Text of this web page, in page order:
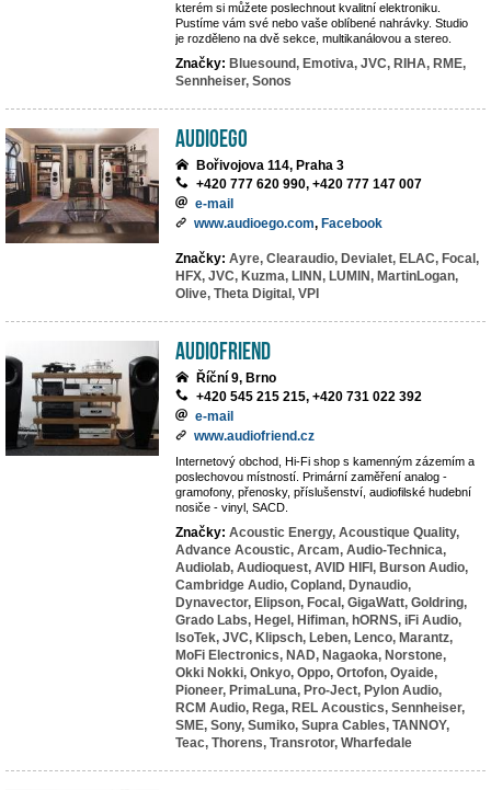
kterém si můžete poslechnout kvalitní elektroniku.
Pustíme vám své nebo vaše oblíbené nahrávky. Studio
je rozděleno na dvě sekce, multikanálovou a stereo.
Značky: Bluesound, Emotiva, JVC, RIHA, RME,
Sennheiser, Sonos
AUDIOEGO
Bořivojova 114, Praha 3
+420 777 620 990, +420 777 147 007
e-mail
www.audioego.com, Facebook
Značky: Ayre, Clearaudio, Devialet, ELAC, Focal,
HFX, JVC, Kuzma, LINN, LUMIN, MartinLogan,
Olive, Theta Digital, VPI
Audiofriend
Říční 9, Brno
+420 545 215 215, +420 731 022 392
e-mail
www.audiofriend.cz
Internetový obchod, Hi-Fi shop s kamenným zázemím a
poslechovou místností. Primární zaměření analog -
gramofony, přenosky, příslušenství, audiofilské hudební
nosiče - vinyl, SACD.
Značky: Acoustic Energy, Acoustique Quality,
Advance Acoustic, Arcam, Audio-Technica,
Audiolab, Audioquest, AVID HIFI, Burson Audio,
Cambridge Audio, Copland, Dynaudio,
Dynavector, Elipson, Focal, GigaWatt, Goldring,
Grado Labs, Hegel, Hifiman, hORNS, iFi Audio,
IsoTek, JVC, Klipsch, Leben, Lenco, Marantz,
MoFi Electronics, NAD, Nagaoka, Norstone,
Okki Nokki, Onkyo, Oppo, Ortofon, Oyaide,
Pioneer, PrimaLuna, Pro-Ject, Pylon Audio,
RCM Audio, Rega, REL Acoustics, Sennheiser,
SME, Sony, Sumiko, Supra Cables, TANNOY,
Teac, Thorens, Transrotor, Wharfedale